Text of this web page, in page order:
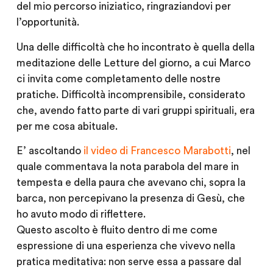
del mio percorso iniziatico, ringraziandovi per
l’opportunità.
Una delle difficoltà che ho incontrato è quella della
meditazione delle Letture del giorno, a cui Marco
ci invita come completamento delle nostre
pratiche. Difficoltà incomprensibile, considerato
che, avendo fatto parte di vari gruppi spirituali, era
per me cosa abituale.
E’ ascoltando il video di Francesco Marabotti, nel
quale commentava la nota parabola del mare in
tempesta e della paura che avevano chi, sopra la
barca, non percepivano la presenza di Gesù, che
ho avuto modo di riflettere.
Questo ascolto è fluito dentro di me come
espressione di una esperienza che vivevo nella
pratica meditativa: non serve essa a passare dal